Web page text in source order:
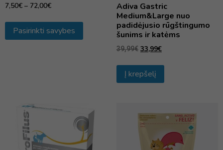
7,50€ – 72,00€
Pasirinkti savybes
Adiva Gastric
Medium&Large nuo
padidėjusio rūgštingumo
šunims ir katėms
39,99€ 33,99€
Į krepšelį